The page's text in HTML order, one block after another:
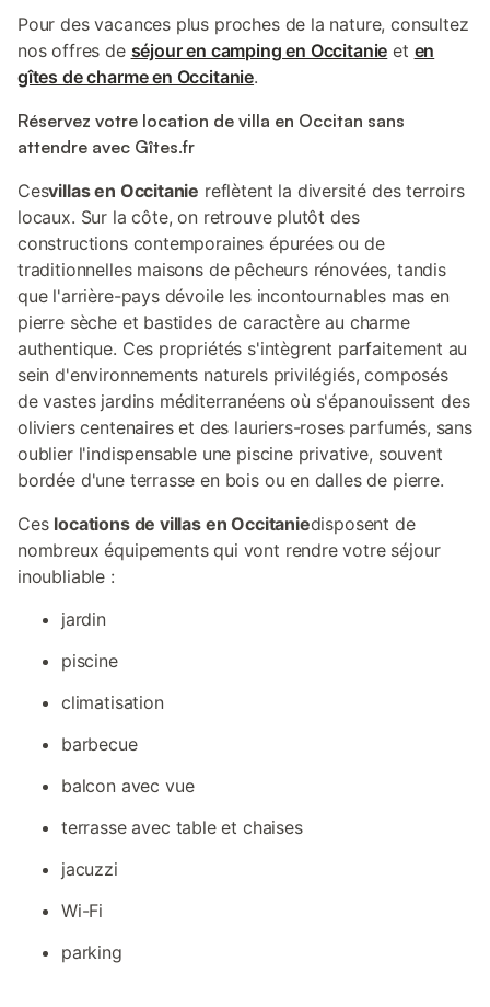
Pour des vacances plus proches de la nature, consultez
nos offres de séjour en camping en Occitanie et en
gîtes de charme en Occitanie.
Réservez votre location de villa en Occitan sans
attendre avec Gîtes.fr
Cesvillas en Occitanie reflètent la diversité des terroirs
locaux. Sur la côte, on retrouve plutôt des
constructions contemporaines épurées ou de
traditionnelles maisons de pêcheurs rénovées, tandis
que l'arrière-pays dévoile les incontournables mas en
pierre sèche et bastides de caractère au charme
authentique. Ces propriétés s'intègrent parfaitement au
sein d'environnements naturels privilégiés, composés
de vastes jardins méditerranéens où s'épanouissent des
oliviers centenaires et des lauriers-roses parfumés, sans
oublier l'indispensable une piscine privative, souvent
bordée d'une terrasse en bois ou en dalles de pierre.
Ces locations de villas en Occitaniedisposent de
nombreux équipements qui vont rendre votre séjour
inoubliable :
jardin
piscine
climatisation
barbecue
balcon avec vue
terrasse avec table et chaises
jacuzzi
Wi-Fi
parking